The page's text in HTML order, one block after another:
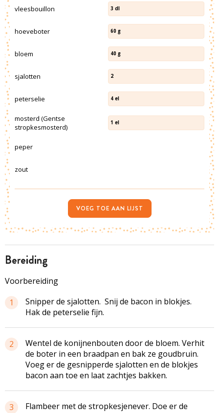
bereiding
Voorbereiding
1
Snipper de sjalotten. Snij de bacon in blokjes.
Hak de peterselie fijn.
2
Wentel de konijnenbouten door de bloem. Verhit
de boter in een braadpan en bak ze goudbruin.
Voeg er de gesnipperde sjalotten en de blokjes
bacon aan toe en laat zachtjes bakken.
3
Flambeer met de stropkesjenever. Doe er de
vleesbouillon 3 dl
hoeveboter 60 g
bloem 40 g
sjalotten 2
peterselie 4 el
mosterd (Gentse
stropkesmosterd)
1 el
peper
zout
VOEG TOE AAN LIJST